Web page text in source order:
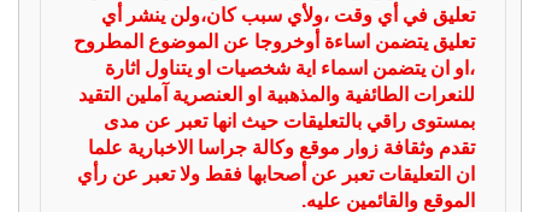
تعليق في أي وقت ،ولأي سبب كان،ولن ينشر أي
تعليق يتضمن اساءة أوخروجا عن الموضوع المطروح
،او ان يتضمن اسماء اية شخصيات او يتناول اثارة
للنعرات الطائفية والمذهبية او العنصرية آملين التقيد
بمستوى راقي بالتعليقات حيث انها تعبر عن مدى
تقدم وثقافة زوار موقع وكالة جراسا الاخبارية علما
ان التعليقات تعبر عن أصحابها فقط ولا تعبر عن رأي
الموقع والقائمين عليه.